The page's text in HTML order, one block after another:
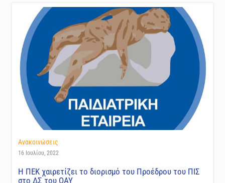
Ανακοινώσεις
16 Ιουλίου, 2022
Η ΠΕΚ χαιρετίζει το διορισμό του Προέδρου του ΠΙΣ
στο ΔΣ του ΟΑΥ